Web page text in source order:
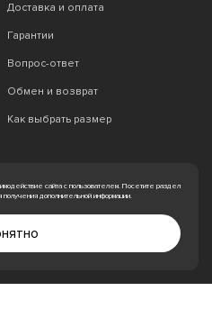
Доставка и оплата
Гарантии
Вопрос-ответ
Обмен и возврат
Как выбрать размер
сайта с пользователем. Посетите раздел
получения дополнительной информации.